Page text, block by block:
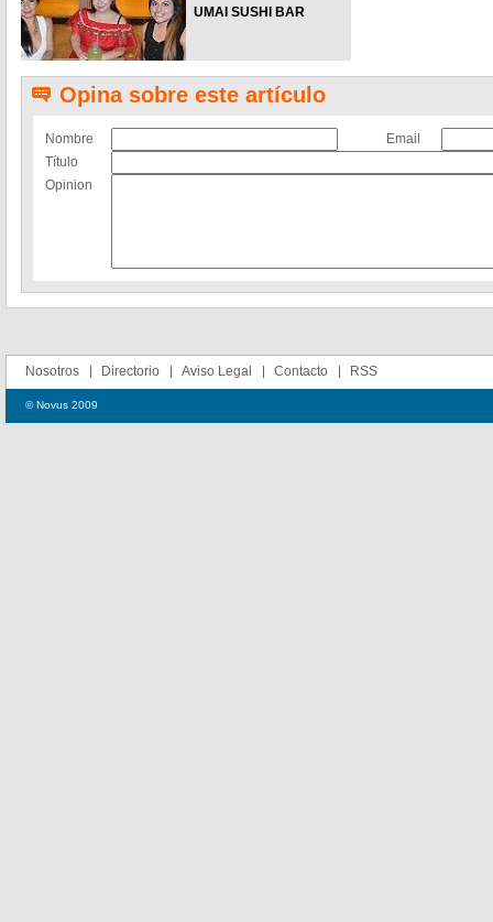
UMAI SUSHI BAR
Opina sobre este artículo
Nombre
Email
Título
Opinion
Nosotros Directorio Aviso Legal Contacto RSS
© Novus 2009